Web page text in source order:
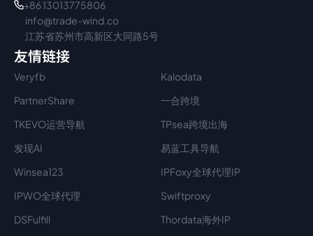
+86 13013775806
info@trade-wind.co
江苏省苏州市高新区大同路5号
友情链接
Veryfb
Kalodata
PartnerShare
一合跨境
TKEVO运营导航
TPsea跨境出海
发现AI
易蓝工具导航
Winsea123
IPFoxy全球代理IP
IPWO全球代理
Swiftproxy
DSFulfill
Thordata海外IP